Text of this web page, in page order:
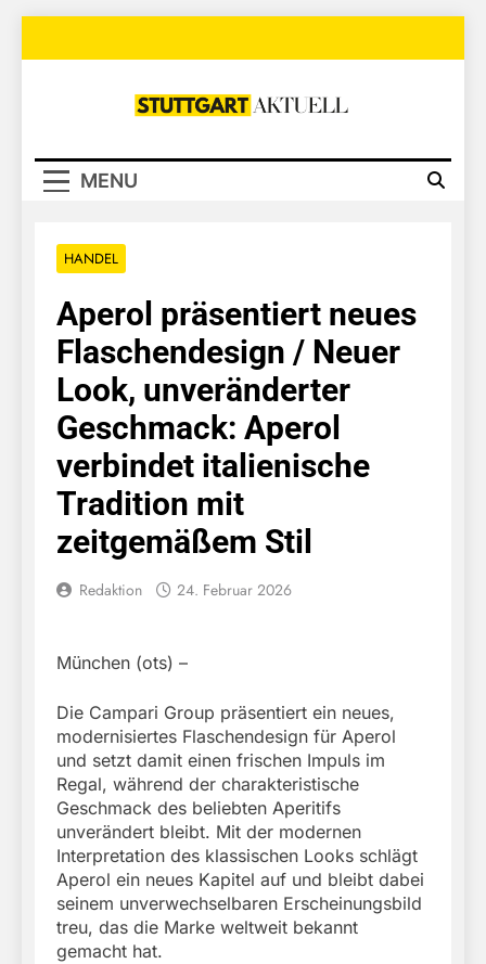
Stuttgart
MENU
HANDEL
Aperol präsentiert neues
Flaschendesign / Neuer
Look, unveränderter
Geschmack: Aperol
verbindet italienische
Tradition mit
zeitgemäßem Stil
Redaktion 24. Februar 2026
München (ots) –
Die Campari Group präsentiert ein neues,
modernisiertes Flaschendesign für Aperol
und setzt damit einen frischen Impuls im
Regal, während der charakteristische
Geschmack des beliebten Aperitifs
unverändert bleibt. Mit der modernen
Interpretation des klassischen Looks schlägt
Aperol ein neues Kapitel auf und bleibt dabei
seinem unverwechselbaren Erscheinungsbild
treu, das die Marke weltweit bekannt
gemacht hat.